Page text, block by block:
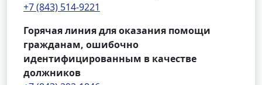
+7 (843) 514-9221
Горячая линия для оказания помощи
гражданам, ошибочно
идентифицированным в качестве
должников